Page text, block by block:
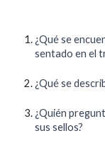
¿Qué se
sentado en el
¿Qué se
¿Quién
sus sellos?